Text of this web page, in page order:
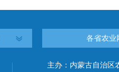
各省农业
主办：内蒙古自治